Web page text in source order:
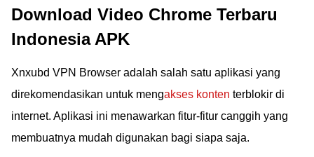
Download Video Chrome Terbaru
Indonesia APK
Xnxubd VPN Browser adalah salah satu aplikasi yang
direkomendasikan untuk mengakses konten terblokir di
internet. Aplikasi ini menawarkan fitur-fitur canggih yang
membuatnya mudah digunakan bagi siapa saja.